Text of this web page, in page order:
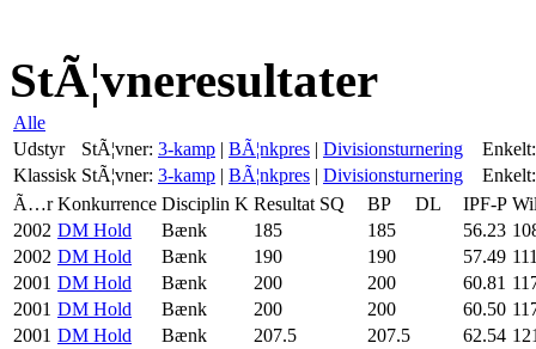
StÃ¦vneresultater
Alle
Udstyr
StÃ¦vner: 3-kamp | BÃ¦nkpres | Divisionsturnering
Enkelt:
Klassisk StÃ¦vner: 3-kamp | BÃ¦nkpres | Divisionsturnering
Enkelt:
Ã…r Konkurrence Disciplin K Resultat SQ BP DL IPF-P
2002 DM Hold Bænk 185 185 56.23
2002 DM Hold Bænk 190 190 57.49
2001 DM Hold Bænk 200 200 60.81
2001 DM Hold Bænk 200 200 60.50
2001 DM Hold Bænk 207.5 207.5 62.54